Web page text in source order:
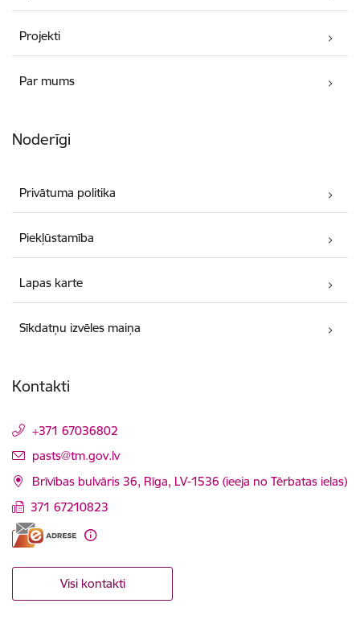
Projekti
Par mums
Noderīgi
Privātuma politika
Piekļūstamība
Lapas karte
Sīkdatņu izvēles maiņa
Kontakti
+371 67036802
E-pasts:
pasts@tm.gov.lv
Brīvības bulvāris 36, Rīga, LV-1536 (ieeja no Tērbatas ielas)
371 67210823
Visi kontakti